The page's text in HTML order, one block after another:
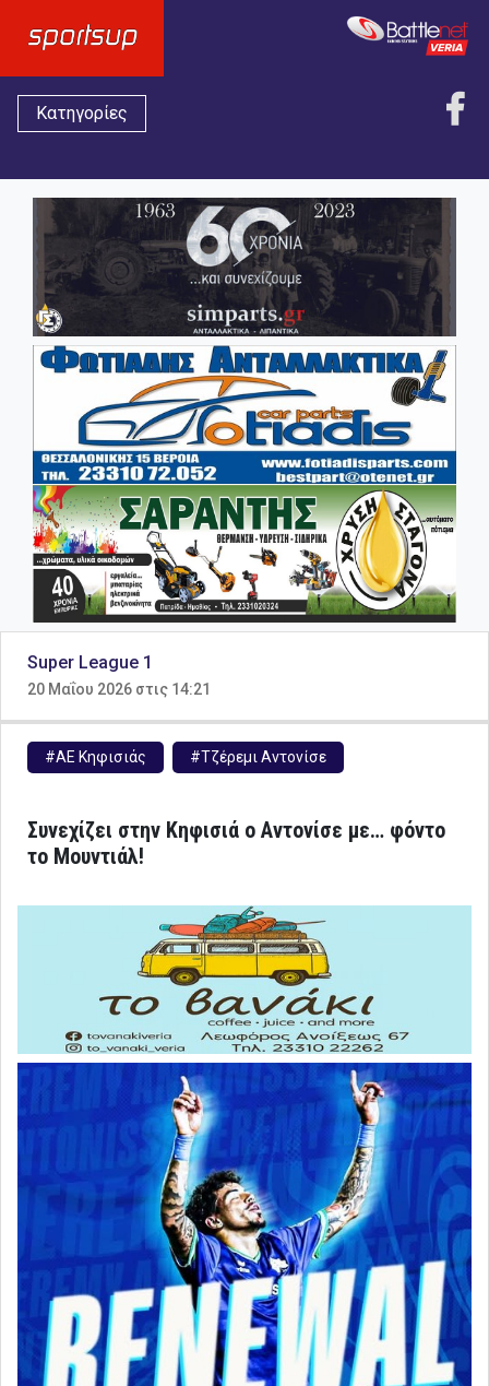
Κατηγορίες
Super League 1
20 Μαΐου 2026 στις 14:21
#ΑΕ Κηφισιάς #Τζέρεμι Αντονίσε
Συνεχίζει στην Κηφισιά ο Αντονίσε με… φόντο
το Μουντιάλ!